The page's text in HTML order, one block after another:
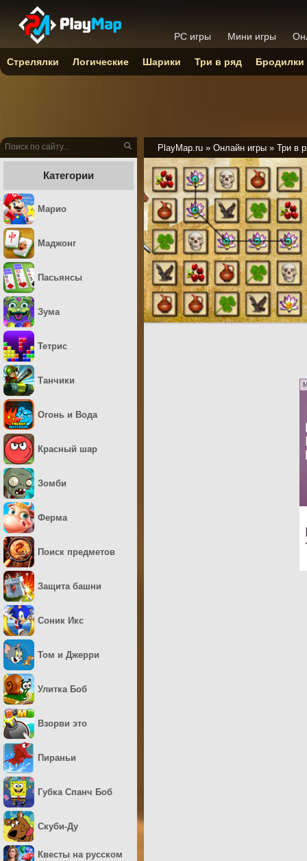
PlayMap.ru » Онлайн игры » Три в
Категории
Марио
Маджонг
Пасьянсы
Зума
Тетрис
Танчики
Огонь и Вода
Красный шар
Зомби
Ферма
Поиск предметов
Защита башни
Соник Икс
Том и Джерри
Улитка Боб
Взорви это
Пираньи
Губка Спанч Боб
Скуби-Ду
Квесты на русском
PC игры Мини игры
Стрелялки Логические Шарики Три в ряд Бродилки